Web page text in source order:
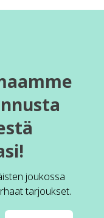
joukossa
tarjoukset.